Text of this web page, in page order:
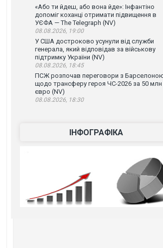
«Або ти йдеш, або вона йде»: Інфантіно
допоміг коханці отримати підвищення в
УЄФА — The Telegraph (NV)
08.08.2026, 19:00
У США достроково усунули від служби
генерала, який відповідав за військову
підтримку України (NV)
08.08.2026, 18:45
ПСЖ розпочав переговори з
щодо трансферу героя ЧС-2026 за 50 млн
євро (NV)
08.08.2026, 18:30
ІНФОГРАФІКА